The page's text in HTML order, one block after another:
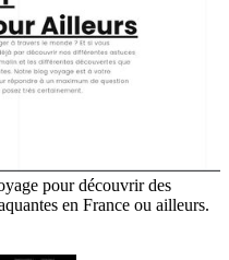
pour découvrir des
en France ou ailleurs.